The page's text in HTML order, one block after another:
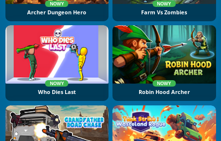
NOWY
Archer Dungeon Hero
NOWY
Farm Vs Zombies
NOWY
Who Dies Last
NOWY
Robin Hood Archer